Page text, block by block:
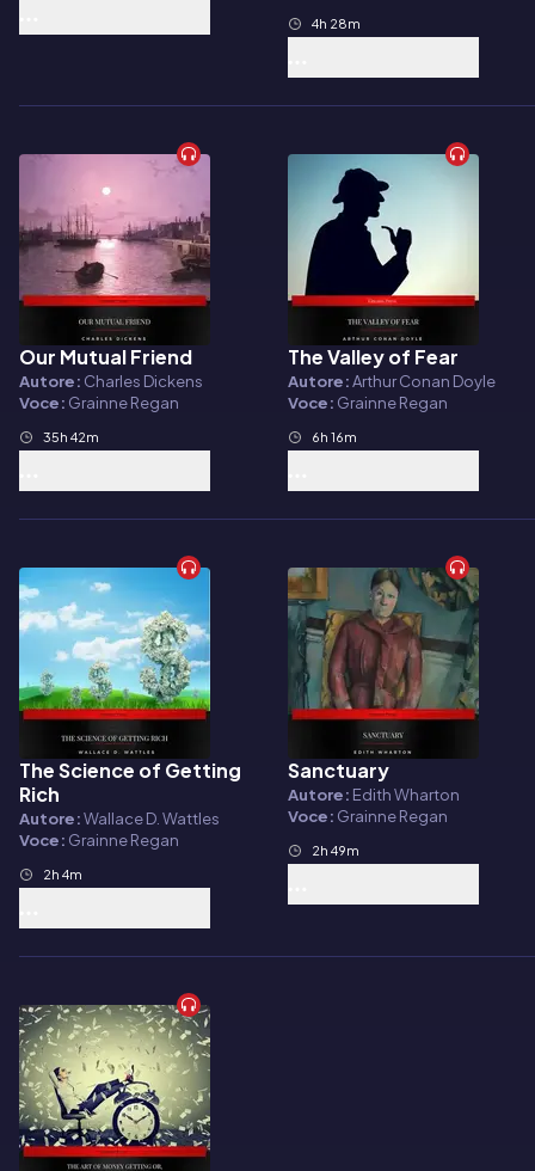
4h 28m
Audiolibro
Our Mutual Friend
Autore: Charles Dickens
Voce: Grainne Regan
35h 42m
Audiolibro
The Valley of Fear
Autore:Arthur Conan Doyle
Voce: Grainne Regan
6h 16m
Audiolibro
The Science of Getting
Rich
Autore:Wallace D. Wattles
Voce: Grainne Regan
2h 4m
Audiolibro
Sanctuary
Autore: Edith Wharton
Voce: Grainne Regan
2h 49m